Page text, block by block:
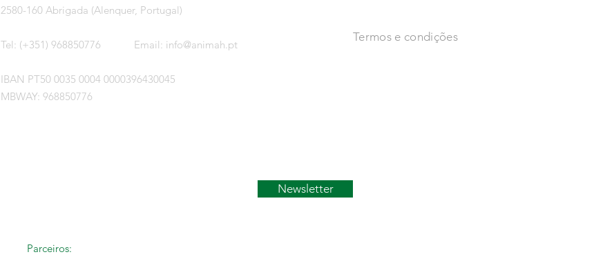
2580-160 Abrigada (Alenquer, Portugal)
Tel: (+351) 968850776 Email: info@animah.pt
IBAN PT50 0035 0004 0000396430045
MBWAY: 968850776
Termos e condições
Newsletter
Parceiros: